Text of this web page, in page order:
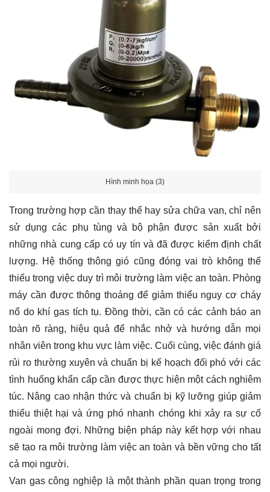
Hình minh họa (3)
Trong trường hợp cần thay thế hay sửa chữa van, chỉ nên
sử dụng các phụ tùng và bộ phận được sản xuất bởi
những nhà cung cấp có uy tín và đã được kiểm định chất
lượng. Hệ thống thông gió cũng đóng vai trò không thể
thiếu trong việc duy trì môi trường làm việc an toàn. Phòng
máy cần được thông thoáng để giảm thiểu nguy cơ cháy
nổ do khí gas tích tụ. Đồng thời, cần có các cảnh báo an
toàn rõ ràng, hiệu quả để nhắc nhở và hướng dẫn mọi
nhân viên trong khu vực làm việc. Cuối cùng, việc đánh giá
rủi ro thường xuyên và chuẩn bị kế hoạch đối phó với các
tình huống khẩn cấp cần được thực hiện một cách nghiêm
túc. Nâng cao nhận thức và chuẩn bị kỹ lưỡng giúp giảm
thiểu thiệt hại và ứng phó nhanh chóng khi xảy ra sự cố
ngoài mong đợi. Những biện pháp này kết hợp với nhau
sẽ tạo ra môi trường làm việc an toàn và bền vững cho tất
cả mọi người.
Van gas công nghiệp là một thành phần quan trọng trong